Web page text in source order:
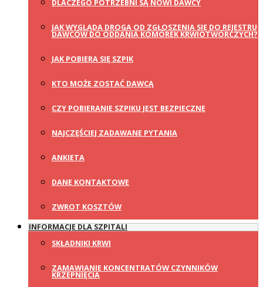
DLACZEGO POTRZEBNI SĄ NOWI DAWCY
JAK WYGLĄDA DROGA OD ZGŁOSZENIA SIĘ DO REJESTRU
DAWCÓW DO ODDANIA KOMÓREK KRWIOTWÓRCZYCH?
JAK POBIERA SIĘ SZPIK
KTO MOŻE ZOSTAĆ DAWCĄ
CZY POBIERANIE SZPIKU JEST BEZPIECZNE
NAJCZĘŚCIEJ ZADAWANE PYTANIA
ANKIETA
DANE KONTAKTOWE
ZWROT KOSZTÓW
INFORMACJE DLA SZPITALI
SKŁADNIKI KRWI
ZAMAWIANIE KONCENTRATÓW CZYNNIKÓW
KRZEPNIĘCIA